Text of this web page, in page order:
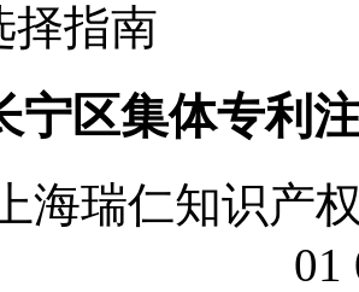
择指南
宁区集体专利
海瑞仁知识产
01